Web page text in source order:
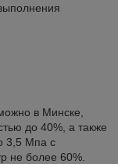
в Минске,
до 40%, а также
3,5 Мпа с
не более 60%.